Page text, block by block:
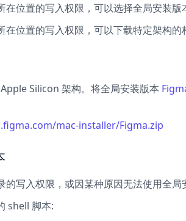
位置的写入权限，可以选择全局安装版
位置的写入权限，可以下载特定架构的
Silicon 架构。将全局安装版本
mac-installer/Figma.zip
的写入权限，或因某种原因无法使用全
shell 脚本: